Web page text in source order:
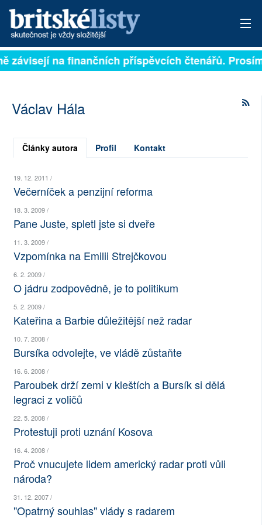
PŘIHLÁSIT
ARCHIV
ROZHOVORY
NEJČTENĚJŠÍ ZA 7 DNÍ
AUTOŘI
PŘÍSPĚVKY NA PROVOZ
SOCIÁLNÍ SÍTĚ
RUBRIKY
závisejí na finančních příspěvcích čtenářů.
Václav Hála
Články autora Profil Kontakt
19. 12. 2011 /
Večerníček a penzijní reforma
18. 3. 2009 /
Pane Juste, spletl jste si dveře
11. 3. 2009 /
Vzpomínka na Emilii Strejčkovou
6. 2. 2009 /
O jádru zodpovědně, je to politikum
5. 2. 2009 /
Kateřina a Barbie důležitější než radar
10. 7. 2008 /
Bursíka odvolejte, ve vládě zůstaňte
16. 6. 2008 /
Paroubek drží zemi v kleštích a Bursík si dělá
legraci z voličů
22. 5. 2008 /
Protestuji proti uznání Kosova
16. 4. 2008 /
Proč vnucujete lidem americký radar proti vůli
národa?
31. 12. 2007 /
"Opatrný souhlas" vlády s radarem